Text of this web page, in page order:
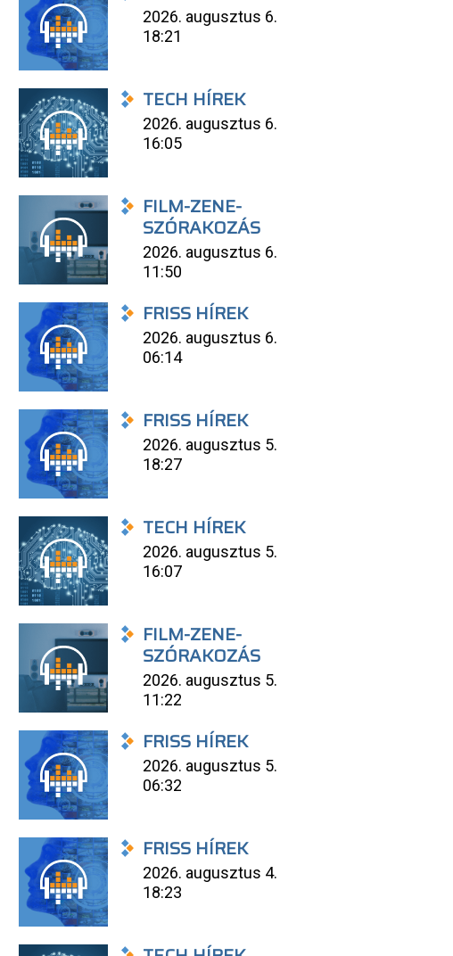
2026. augusztus 6.
18:21
TECH HÍREK
2026. augusztus 6.
16:05
FILM-ZENE-
SZÓRAKOZÁS
2026. augusztus 6.
11:50
FRISS HÍREK
2026. augusztus 6.
06:14
FRISS HÍREK
2026. augusztus 5.
18:27
TECH HÍREK
2026. augusztus 5.
16:07
FILM-ZENE-
SZÓRAKOZÁS
2026. augusztus 5.
11:22
FRISS HÍREK
2026. augusztus 5.
06:32
FRISS HÍREK
2026. augusztus 4.
18:23